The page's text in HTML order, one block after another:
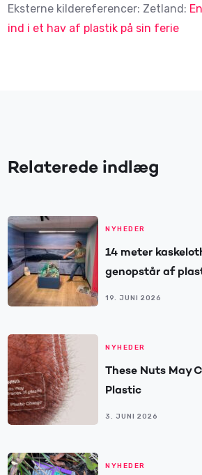
Eksterne kildereferencer: Zetland:
ind i et hav af plastik på sin ferie
Relaterede indlæg
NYHEDER
14 meter
genopstår af
19. JUNI 2026
NYHEDER
These Nuts May
Plastic
3. JUNI 2026
NYHEDER